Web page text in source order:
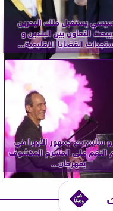
يستقبل ملك البحرين
التعاون بين البلدين و
القضايا الإقليمية...
سليم مع جمهور الأوبرا في
النغم على المسرح المكشوف
بمهرجان...